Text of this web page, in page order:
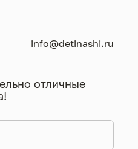
info@detinashi.ru
отличные